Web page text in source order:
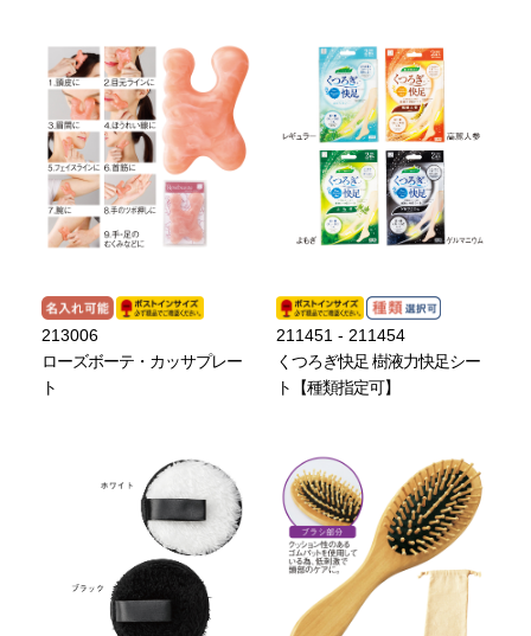
213006
ローズボーテ・カッサプレー
ト
211451 - 211454
くつろぎ快足 樹液力快足シー
ト【種類指定可】